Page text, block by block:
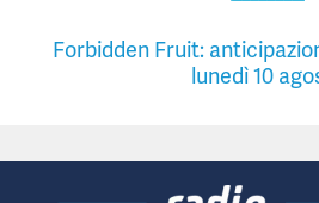
Forbidden Fruit:
lunedì 10